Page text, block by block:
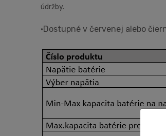
údržby.
•Dostupné v červenej alebo